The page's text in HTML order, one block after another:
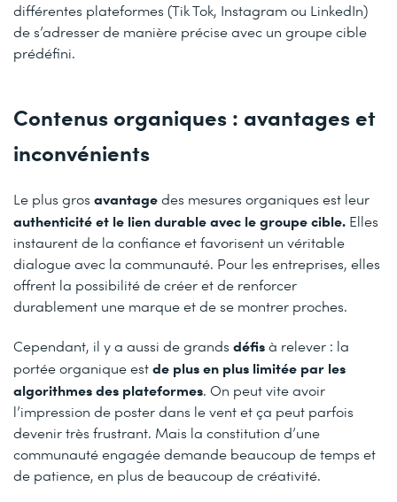
différentes plateformes (Tik Tok, Instagram ou LinkedIn)
de s’adresser de manière précise avec un groupe cible
prédéfini.
Contenus organiques : avantages et
inconvénients
Le plus gros avantagedes mesures organiques est leur
authenticitéet le lien durable avec le groupe cible. Elles
instaurent de la confiance et favorisent un véritable
dialogue avec la communauté. Pour les entreprises, elles
offrent la possibilité de créer et de renforcer
durablement une marque et de se montrer proches.
Cependant, il y a aussi de grands défisà relever : la
portée organique estde plus en plus limitée par les
algorithmes des plateformes. On peut vite avoir
l’impression de poster dans le vent et ça peut parfois
devenir très frustrant. Mais la constitution d’une
communauté engagée demande beaucoup de temps et
de patience, en plus de beaucoup de créativité.